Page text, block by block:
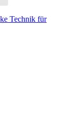
Technik für